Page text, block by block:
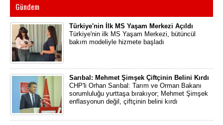
Gündem
Türkiye'nin İlk MS Yaşam Merkezi Açıldı
Türkiye'nin ilk MS Yaşam Merkezi, bütüncül
bakım modeliyle hizmete başladı
Sarıbal: Mehmet Şimşek Çiftçinin Belini Kırdı
CHP'li Orhan Sarıbal: Tarım ve Orman Bakanı
sorumluluğu yurttaşa bırakıyor; Mehmet Şimşek
enflasyonun değil, çiftçinin belini kırdı